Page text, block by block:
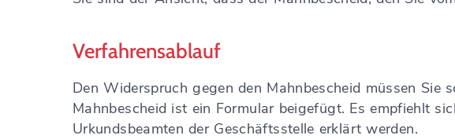
Verfahrensablauf
Den Widerspruch gegen den Mahnbescheid müssen
Mahnbescheid ist ein Formular beigefügt. Es empfiehlt
Urkundsbeamten der Geschäftsstelle erklärt werden.